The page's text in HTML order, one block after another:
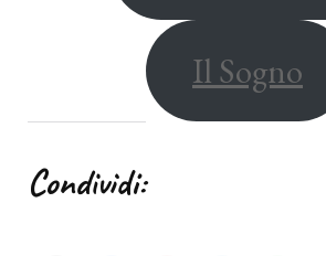
Il Sogno
Condividi: